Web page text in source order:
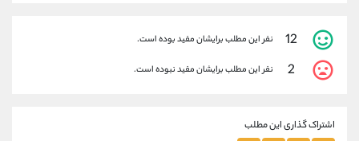
12 نفر این مطلب برایشان مفید بوده است.
2 نفر این مطلب برایشان مفید نبوده است.
اشتراک گذاری این مطلب